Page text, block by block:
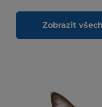
Zobrazit